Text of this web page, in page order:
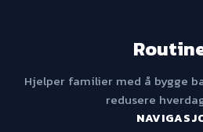
Hjelper familier med å bygge
redusere